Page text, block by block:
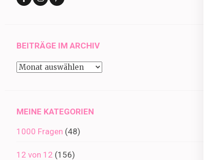
BEITRÄGE IM ARCHIV
Beiträge
MEINE KATEGORIEN
1000 Fragen (48)
12 von 12 (156)